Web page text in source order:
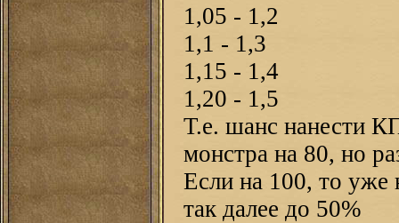
1,05 - 1,2
1,1 - 1,3
1,15 - 1,4
1,20 - 1,5
Т.е. шанс нанести
монстра на 80, но
Если на 100, то уже
так далее до 50%